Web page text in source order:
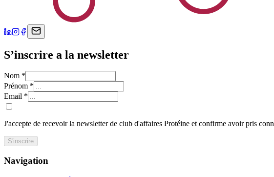
S’inscrire a la newsletter
Nom *
Prénom *
Email *
J'accepte de recevoir la newsletter de club d'affaires Protéine et confirme avoir pris
S'inscrire
Navigation